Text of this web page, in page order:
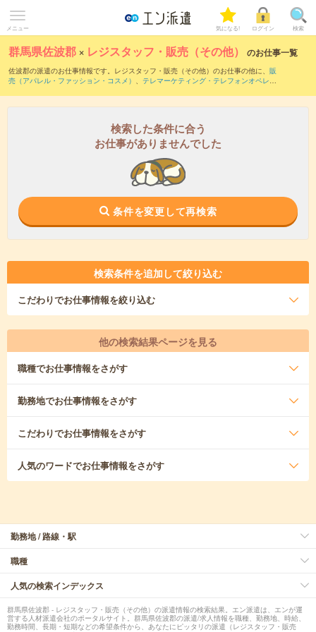
メニュー 気になる! ログイン 検索
群馬県佐波郡 × レジスタッフ・販売（その他） のお仕事一覧
佐波郡の派遣のお仕事情報です。レジスタッフ・販売（その他）のお仕事の他に、 販
売（アパレル・ファッション・コスメ） 、 テレマーケティング・テレフォンオペレー
でいただけます。職種辞典：レジスタッフ・販売（その他）のお仕事とは？とは？
検索した条件に合う
お仕事がありませんでした
条件を変更して再検索
検索条件を追加して絞り込む
こだわりでお仕事情報を絞り込む
他の検索結果ページを見る
職種でお仕事情報をさがす
勤務地でお仕事情報をさがす
こだわりでお仕事情報をさがす
人気のワードでお仕事情報をさがす
勤務地 / 路線・駅
職種
人気の検索インデックス
群馬県佐波郡 - レジスタッフ・販売（その他）の派遣情報の検索結果。エン派遣は、エンが運
営する人材派遣会社のポータルサイト。群馬県佐波郡の派遣/求人情報を職種、勤務地、時給、
勤務時間、長期・短期などの希望条件から、あなたにピッタリの派遣（レジスタッフ・販売